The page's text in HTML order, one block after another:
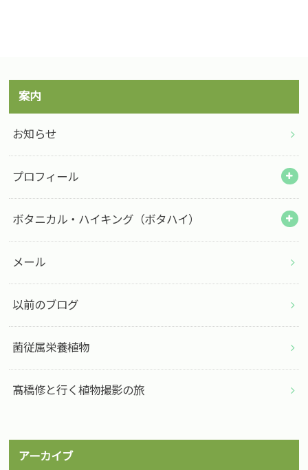
案内
お知らせ
プロフィール
ボタニカル・ハイキング（ボタハイ）
メール
以前のブログ
菌従属栄養植物
髙橋修と行く植物撮影の旅
アーカイブ